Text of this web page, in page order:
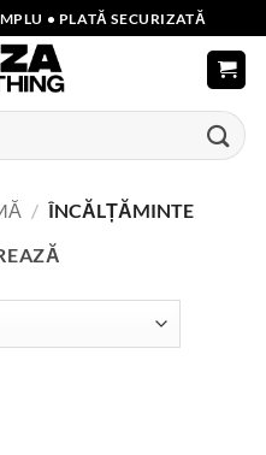
• PLATĂ SECURIZATĂ
/ ÎNCĂLȚĂMINTE